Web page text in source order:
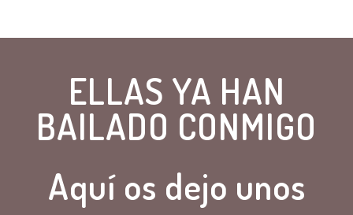
ELLAS YA HAN
BAILADO CONMIGO
Aquí os dejo unos